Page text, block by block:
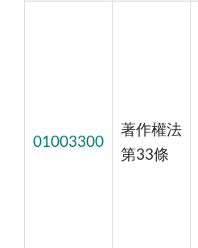
01003300
著作權法
第33條